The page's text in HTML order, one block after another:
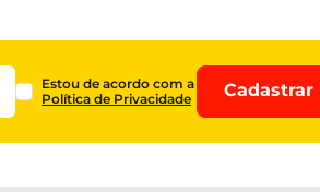
Estou de acordo com a
Política de Privacidade
Cadastrar